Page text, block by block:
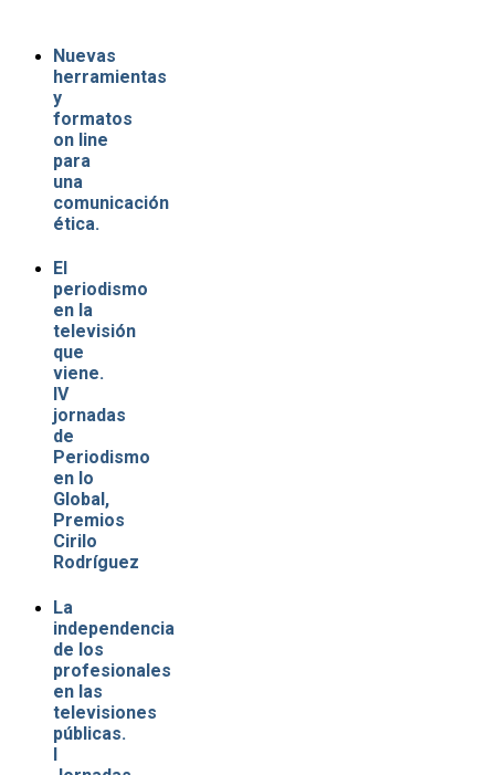
Nuevas
herramientas
y
formatos
on line
para
una
comunicación
ética.
El
periodismo
en la
televisión
que
viene.
IV
jornadas
de
Periodismo
en lo
Global,
Premios
Cirilo
Rodríguez
La
independencia
de los
profesionales
en las
televisiones
públicas.
I